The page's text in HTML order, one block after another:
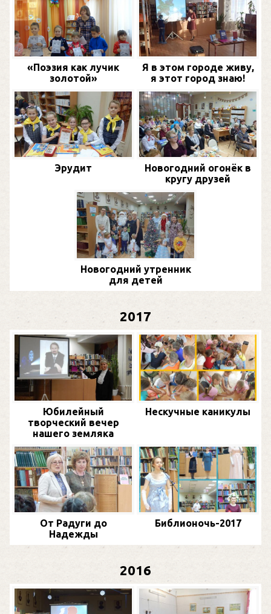
«Поэзия как лучик
золотой»
Я в этом городе живу,
я этот город знаю!
Эрудит
Новогодний огонёк в
кругу друзей
Новогодний утренник
для детей
2017
Юбилейный
творческий вечер
нашего земляка
Нескучные каникулы
От Радуги до
Надежды
Библионочь-2017
2016